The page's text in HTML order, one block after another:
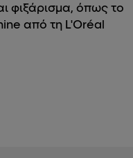
φιξάρισμα, όπως το
από τη L'Oréal